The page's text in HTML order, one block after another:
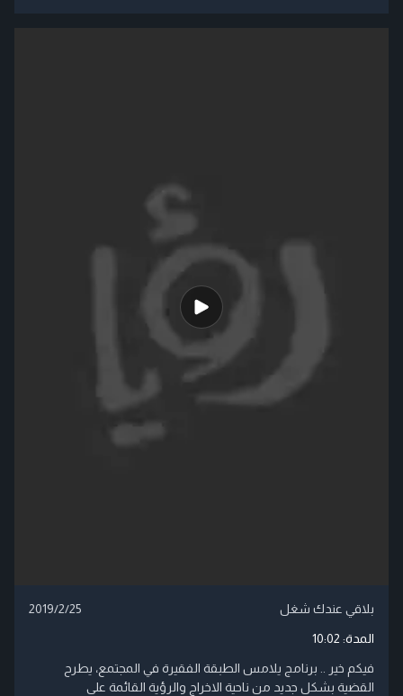
بلاقي عندك شغل 2019/2/25
المدة: 10:02
فيكم خير .. برنامج يلامس الطبقة الفقيرة في المجتمع، يطرح
القضية بشكل جديد من ناحية الاخراج والرؤية القائمة على